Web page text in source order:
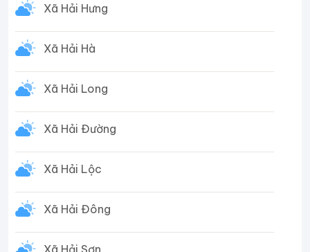
Xã Hải Hưng
Xã Hải Hà
Xã Hải Long
Xã Hải Đường
Xã Hải Lộc
Xã Hải Đông
Xã Hải Sơn